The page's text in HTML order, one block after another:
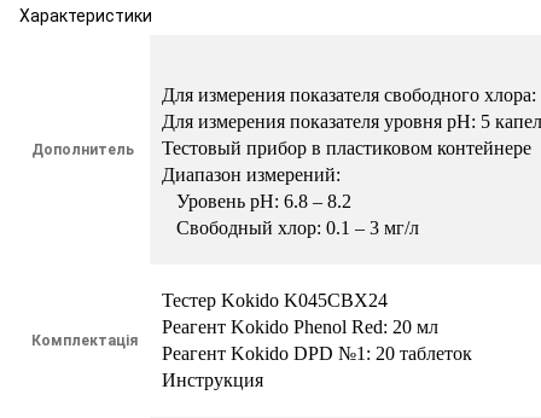
Характеристики
Дополнитель
Для измерения показателя свободного
Для измерения показателя уровня рН: 5
Тестовый прибор в пластиковом контейнере
Диапазон измерений:
   Уровень рН: 6.8 – 8.2
   Свободный хлор: 0.1 – 3 мг/л
Комплектація
Тестер Kokido K045CBX24
Реагент Kokido Phenol Red: 20 мл
Реагент Kokido DPD №1: 20 таблеток
Инструкция